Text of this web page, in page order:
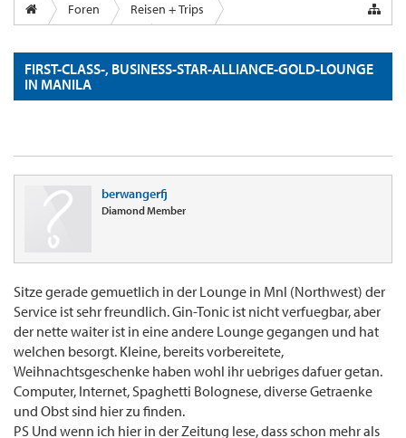
Foren
Reisen + Trips
FIRST-CLASS-, BUSINESS-STAR-ALLIANCE-GOLD-LOUNGE
IN MANILA
berwangerfj
Diamond Member
Sitze gerade gemuetlich in der Lounge in Mnl (Northwest) der
Service ist sehr freundlich. Gin-Tonic ist nicht verfuegbar, aber
der nette waiter ist in eine andere Lounge gegangen und hat
welchen besorgt. Kleine, bereits vorbereitete,
Weihnachtsgeschenke haben wohl ihr uebriges dafuer getan.
Computer, Internet, Spaghetti Bolognese, diverse Getraenke
und Obst sind hier zu finden.
PS Und wenn ich hier in der Zeitung lese, dass schon mehr als